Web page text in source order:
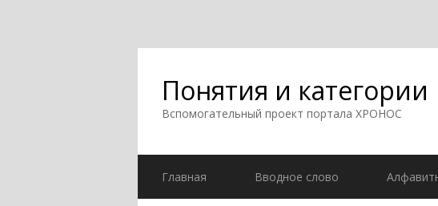
Понятия и категории
Вспомогательный проект портала ХРОНОС
Главная Вводное слово